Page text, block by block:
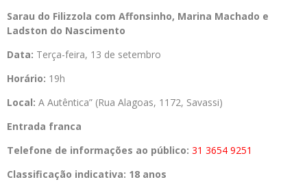
Sarau do Filizzola com Affonsinho, Marina Machado e
Ladston do Nascimento
Data: Terça-feira, 13 de setembro
Horário: 19h
Local: A Autêntica” (Rua Alagoas, 1172, Savassi)
Entrada franca
Telefone de informações ao público: 31 3654 9251
Classificação indicativa: 18 anos